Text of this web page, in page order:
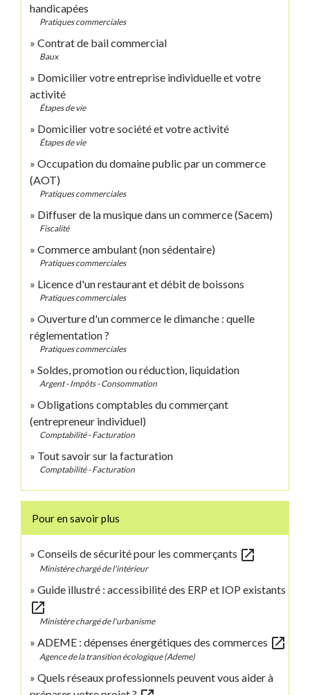
handicapées
Pratiques commerciales
Contrat de bail commercial
Baux
Domicilier votre entreprise individuelle et votre
activité
Étapes de vie
Domicilier votre société et votre activité
Étapes de vie
Occupation du domaine public par un commerce
(AOT)
Pratiques commerciales
Diffuser de la musique dans un commerce (Sacem)
Fiscalité
Commerce ambulant (non sédentaire)
Pratiques commerciales
Licence d'un restaurant et débit de boissons
Pratiques commerciales
Ouverture d'un commerce le dimanche : quelle
réglementation ?
Pratiques commerciales
Soldes, promotion ou réduction, liquidation
Argent - Impôts - Consommation
Obligations comptables du commerçant
(entrepreneur individuel)
Comptabilité - Facturation
Tout savoir sur la facturation
Comptabilité - Facturation
Pour en savoir plus
Conseils de sécurité pour les commerçants open_in_new
Ministère chargé de l'intérieur
Guide illustré : accessibilité des ERP et IOP existants
open_in_new
Ministère chargé de l'urbanisme
ADEME : dépenses énergétiques des commerces open_in_new
Agence de la transition écologique (Ademe)
Quels réseaux professionnels peuvent vous aider à